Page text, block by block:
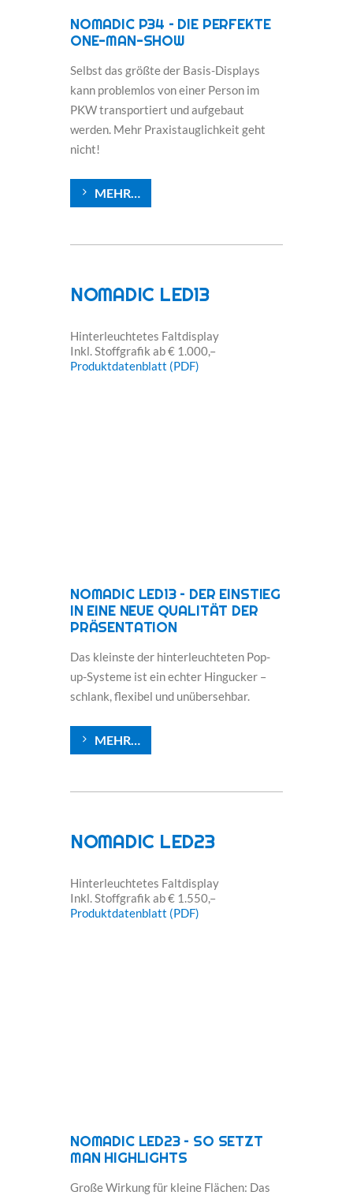
NOMADIC P34 – DIE PERFEKTE
ONE-MAN-SHOW
Selbst das größte der Basis-Displays
kann problemlos von einer Person im
PKW transportiert und aufgebaut
werden. Mehr Praxistauglichkeit geht
nicht!
MEHR…
NOMADIC LED13
Hinterleuchtetes Faltdisplay
Inkl. Stoffgrafik ab € 1.000,–
Produktdatenblatt (PDF)
NOMADIC LED13 – DER EINSTIEG
IN EINE NEUE QUALITÄT DER
PRÄSENTATION
Das kleinste der hinterleuchteten Pop-
up-Systeme ist ein echter Hingucker –
schlank, flexibel und unübersehbar.
MEHR…
NOMADIC LED23
Hinterleuchtetes Faltdisplay
Inkl. Stoffgrafik ab € 1.550,–
Produktdatenblatt (PDF)
NOMADIC LED23 – SO SETZT
MAN HIGHLIGHTS
Große Wirkung für kleine Flächen: Das